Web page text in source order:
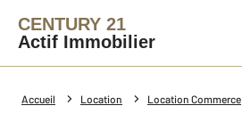
CENTURY 21
Actif Immobilier
Accueil Location Location Commerce